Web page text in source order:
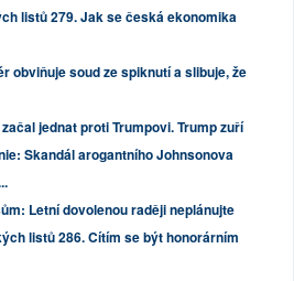
listů 279. Jak se česká ekonomika
obviňuje soud ze spiknutí a slibuje, že
jednat proti Trumpovi. Trump zuří
Skandál arogantního Johnsonova
Letní dovolenou raději neplánujte
listů 286. Cítím se být honorárním